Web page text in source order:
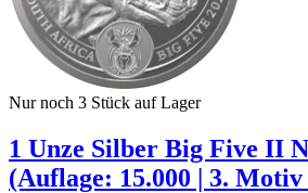
Nur noch 3 Stück auf Lager
1 Unze Silber Big Five II
(Auflage: 15.000 | 3.